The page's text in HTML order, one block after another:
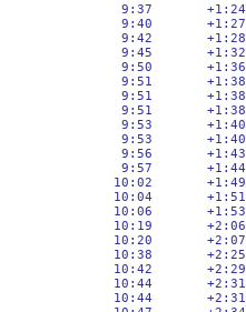
9:37       +1:24
9:40       +1:27
9:42       +1:28
9:45       +1:32
9:50       +1:36
9:51       +1:38
9:51       +1:38
9:51       +1:38
9:53       +1:40
9:53       +1:40
9:56       +1:43
9:57       +1:44
10:02       +1:49
10:04       +1:51
10:06       +1:53
10:19       +2:06
10:20       +2:07
10:38       +2:25
10:42       +2:29
10:44       +2:31
10:44       +2:31